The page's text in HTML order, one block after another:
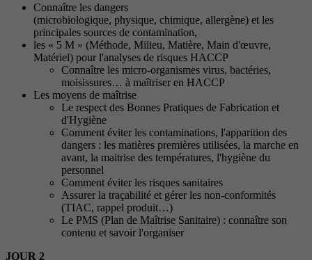
Connaître les dangers
(microbiologique, physique, chimique, allergène) et les
principales sources de contamination,
les « 5 M » (Méthode, Milieu, Matière, Main d'œuvre,
Matériel) pour l'analyses de risques HACCP
Connaître les micro-organismes virus, bactéries,
moisissures… à maîtriser en HACCP
Les moyens de maîtrise
Le respect des Bonnes Pratiques de Fabrication et
d'Hygiène
Comment éviter les contaminations, l'apparition des
dangers : les matières premières utilisées, la marche en
avant, la maitrise des températures, l'hygiène du
personnel
Comment éviter les risques sanitaires
Assurer la traçabilité et gérer les non-conformités
(TIAC, rappel produit…)
Le PMS (Plan de Maîtrise Sanitaire) : connaître son
contenu et savoir l'organiser
JOUR 2